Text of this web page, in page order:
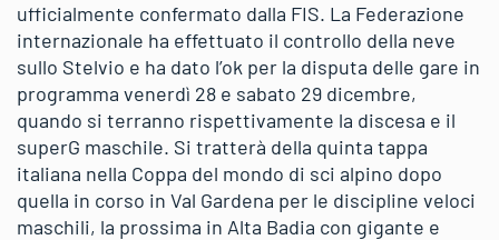
ufficialmente confermato dalla FIS. La Federazione
internazionale ha effettuato il controllo della neve
sullo Stelvio e ha dato l’ok per la disputa delle gare in
programma venerdì 28 e sabato 29 dicembre,
quando si terranno rispettivamente la discesa e il
superG maschile. Si tratterà della quinta tappa
italiana nella Coppa del mondo di sci alpino dopo
quella in corso in Val Gardena per le discipline veloci
maschili, la prossima in Alta Badia con gigante e